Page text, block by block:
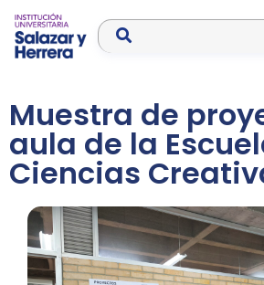
Muestra de
aula de la
Ciencias